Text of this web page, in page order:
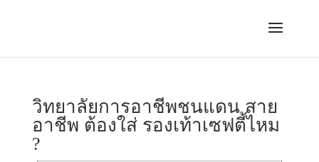
วิทยาลัยการอาชีพชนแดน สาย
อาชีพ ต้องใส่ รองเท้าเซฟตี้ไหม
?